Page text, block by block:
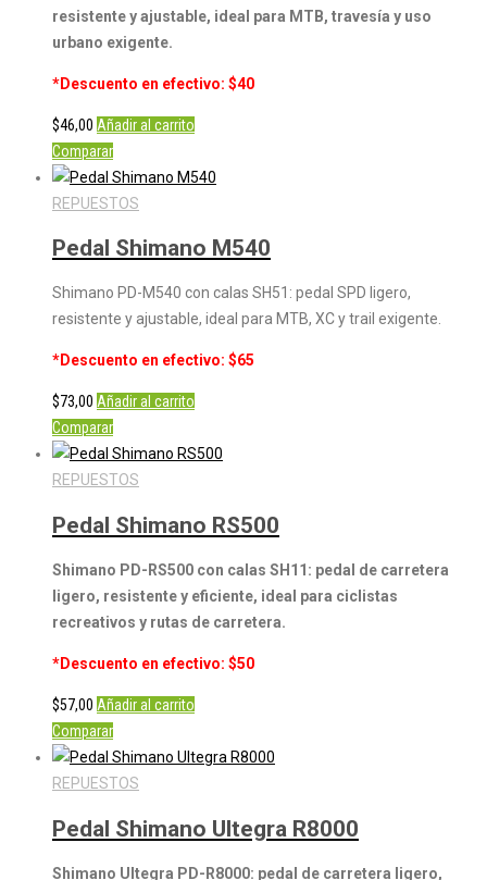
resistente y ajustable, ideal para MTB, travesía y uso
urbano exigente.
*Descuento en efectivo: $40
$46,00 Añadir al carrito
Comparar
REPUESTOS
Pedal Shimano M540
Shimano PD-M540 con calas SH51: pedal SPD ligero,
resistente y ajustable, ideal para MTB, XC y trail exigente.
*Descuento en efectivo: $65
$73,00 Añadir al carrito
Comparar
REPUESTOS
Pedal Shimano RS500
Shimano PD-RS500 con calas SH11: pedal de carretera
ligero, resistente y eficiente, ideal para ciclistas
recreativos y rutas de carretera.
*Descuento en efectivo: $50
$57,00 Añadir al carrito
Comparar
REPUESTOS
Pedal Shimano Ultegra R8000
Shimano Ultegra PD-R8000: pedal de carretera ligero,